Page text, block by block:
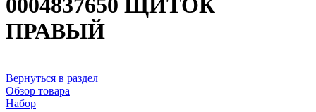
0004837650 ЩИТОК
ПРАВЫЙ
Вернуться в раздел
Обзор товара
Набор